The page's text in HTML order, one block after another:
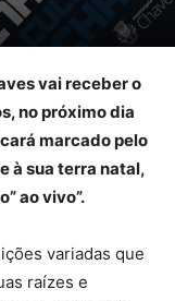
vai receber o
no próximo dia
marcado pelo
à sua terra natal,
ao vivo”.
variadas que
raízes e